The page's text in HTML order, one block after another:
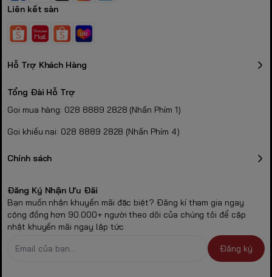
Liên kết sàn
Hỗ Trợ Khách Hàng
Tổng Đài Hỗ Trợ
Gọi mua hàng: 028 8889 2828 (Nhấn Phím 1)
Gọi khiếu nại: 028 8889 2828 (Nhấn Phím 4)
Chính sách
Đăng Ký Nhận Ưu Đãi
Bạn muốn nhận khuyến mãi đặc biệt? Đăng kí tham gia ngay
cộng đồng hơn 90.000+ người theo dõi của chúng tôi để cập
nhật khuyến mãi ngay lập tức
Đăng ký